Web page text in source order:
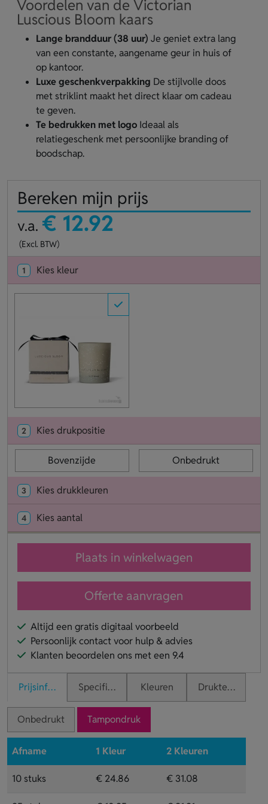
Voordelen van de Victorian
Luscious Bloom kaars
Lange brandduur (38 uur) Je geniet extra lang
van een constante, aangename geur in huis of
op kantoor.
Luxe geschenkverpakking De stijlvolle doos
met striklint maakt het direct klaar om cadeau
te geven.
Te bedrukken met logo Ideaal als
relatiegeschenk met persoonlijke branding of
boodschap.
Bereken mijn prijs
v.a. € 12.92
(Excl. BTW)
1 Kies kleur
2 Kies drukpositie
Bovenzijde Onbedrukt
3 Kies drukkleuren
4 Kies aantal
Plaats in winkelwagen
Offerte aanvragen
Altijd een gratis digitaal voorbeeld
Persoonlijk contact voor hulp & advies
Klanten beoordelen ons met een 9.4
PrijsinformatieSpecificaties Kleuren Druktechnieken
Onbedrukt Tampondruk
Afname 1 Kleur 2 Kleuren
10 stuks € 24.86 € 31.08